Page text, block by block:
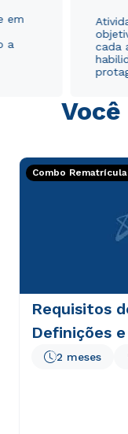
em
a
cada
Combo
Requisitos
Definições
2 meses